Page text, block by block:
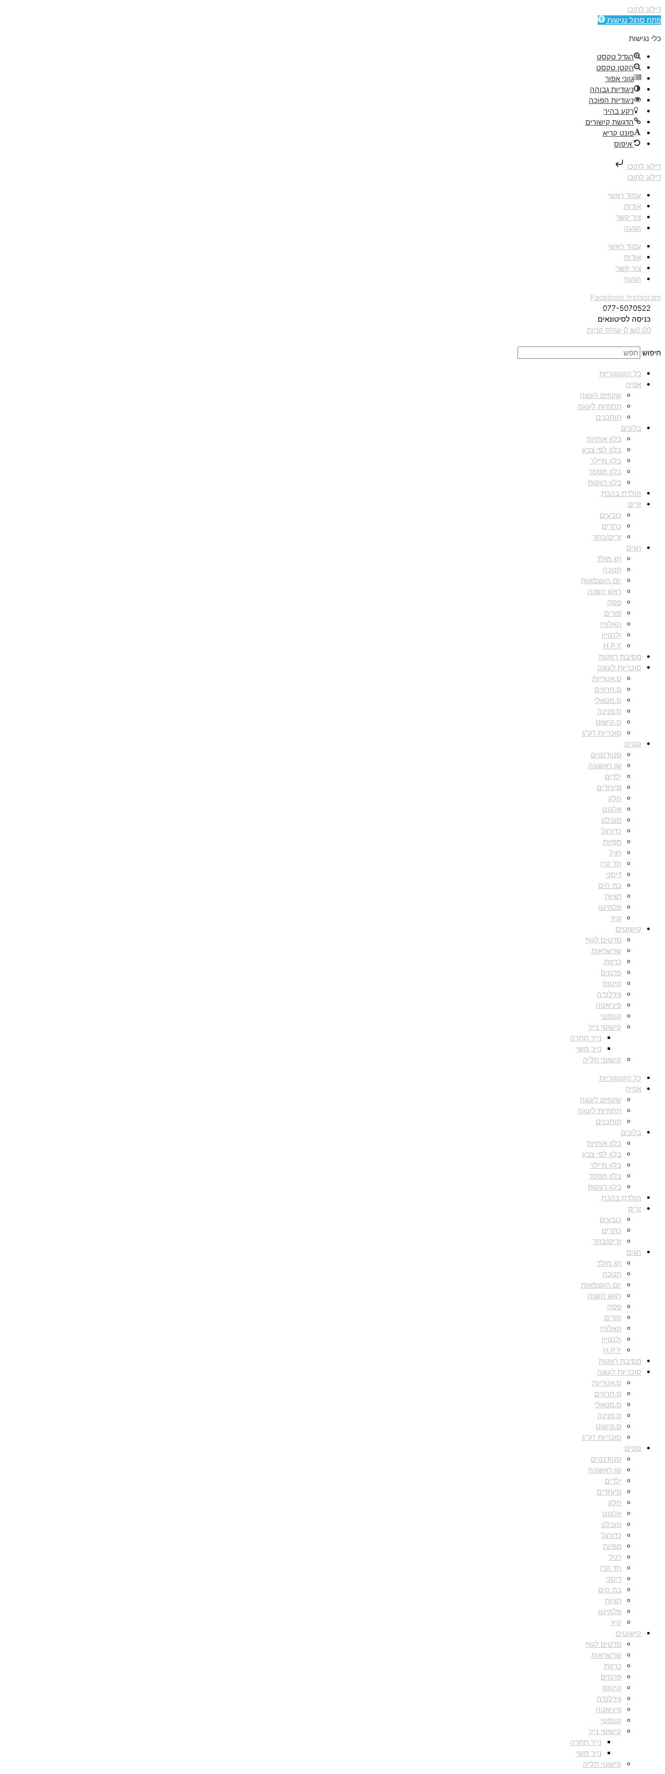
דילוג לתוכן
פתח סרגל נגישות
כלי נגישות
הגדל טקסט
הקטן טקסט
גווני אפור
ניגודיות גבוהה
ניגודיות הפוכה
רקע בהיר
הדגשת קישורים
פונט קריא
איפוס
דילוג לתוכן
דילוג לתוכן
עמוד ראשי
אודות
צור קשר
הגעה
עמוד ראשי
אודות
צור קשר
הגעה
Facebook Instagram
077-5070522
כניסה לסיטונאים
₪0.00
0 עגלת קניות
חיפוש
כל הקטגוריות
אפיה
שקפים לעוגה
תחתיות לעוגה
חותכנים
בלונים
בלון אותיות
בלון לפי צבע
בלון מיילר
בלון מספר
בלון רווקות
הולדת בן/בת
זרים
כובעים
כתרים
זרים/כתר
חגים
חג מולד
חנוכה
יום העצמאות
ראש השנה
פסח
פורים
האלווין
ולנטיין
H.P.Y
מסיבת רווקות
סוכריות לעוגה
ס.אטריות
ס.חרוזים
ס.מטאלי
ס.פנינה
ס.קישוט
סוכריות 1ק"ג
סטים
סטודנטים
שן ראשונה
ילדים
מיוחדים
חלק
אלגנט
מובלט
כדורגל
מפיות
רגיל
חד קרן
דיסני
בת הים
תגיות
פלמינגו
קיץ
קישוטים
סרטים לגוף
שרשראות
כרזות
פרנזים
טיטוס
גירלנדה
פיניאטה
קונפטי
קישוטי נייר
נייר תחרה
נייר משי
קישוטי תליה
כל הקטגוריות
אפיה
שקפים לעוגה
תחתיות לעוגה
חותכנים
בלונים
בלון אותיות
בלון לפי צבע
בלון מיילר
בלון מספר
בלון רווקות
הולדת בן/בת
זרים
כובעים
כתרים
זרים/כתר
חגים
חג מולד
חנוכה
יום העצמאות
ראש השנה
פסח
פורים
האלווין
ולנטיין
H.P.Y
מסיבת רווקות
סוכריות לעוגה
ס.אטריות
ס.חרוזים
ס.מטאלי
ס.פנינה
ס.קישוט
סוכריות 1ק"ג
סטים
סטודנטים
שן ראשונה
ילדים
מיוחדים
חלק
אלגנט
מובלט
כדורגל
מפיות
רגיל
חד קרן
דיסני
בת הים
תגיות
פלמינגו
קיץ
קישוטים
סרטים לגוף
שרשראות
כרזות
פרנזים
טיטוס
גירלנדה
פיניאטה
קונפטי
קישוטי נייר
נייר תחרה
נייר משי
קישוטי תליה